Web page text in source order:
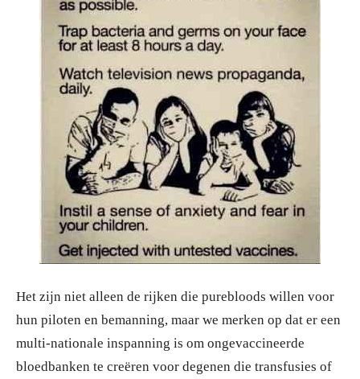
Het zijn niet alleen de rijken die purebloods willen voor
hun piloten en bemanning, maar we merken op dat er een
multi-nationale inspanning is om ongevaccineerde
bloedbanken te creëren voor degenen die transfusies of